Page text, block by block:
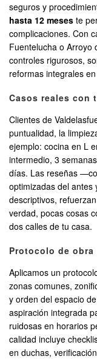
seguros y
hasta 12 meses te
complicaciones. Con
Fuentelucha o Arroyo
controles rigurosos,
reformas integrales
Casos reales con
Clientes de
puntualidad, la
ejemplo: cocina en L
intermedio, 3
días. Las reseñas
optimizadas del antes
descriptivos,
verdad, pocas cosas
dos calles de tu casa.
Protocolo de
Aplicamos un
zonas comunes,
y orden del espacio
aspiración integrada
ruidosas en horarios
calidad incluye
en duchas,